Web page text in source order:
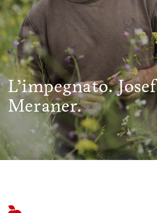
L’impegnato. Josef
Meraner.